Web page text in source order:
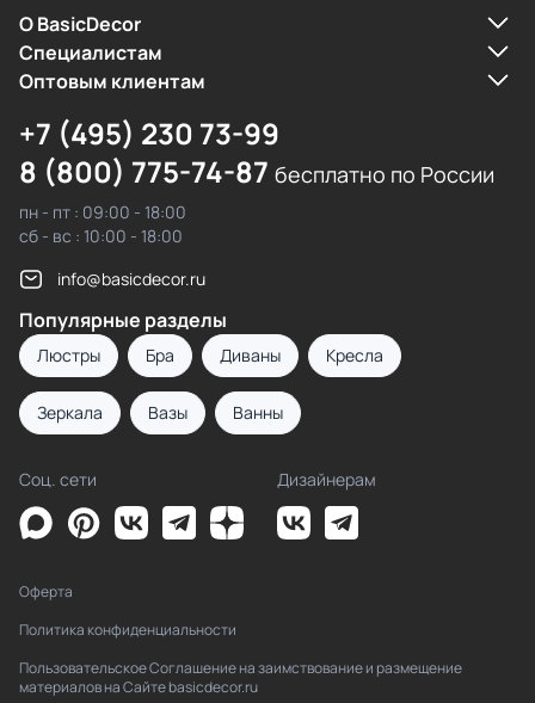
О BasicDecor
Cпециалистам
Оптовым клиентам
+7 (495) 230 73-99
8 (800) 775-74-87 бесплатно по России
пн - пт : 09:00 - 18:00
сб - вс : 10:00 - 18:00
info@basicdecor.ru
Популярные разделы
Люстры Бра Диваны Кресла
Зеркала Вазы Ванны
Соц. сети Дизайнерам
Оферта
Политика конфиденциальности
Пользовательское Соглашение на заимствование и размещение
материалов на Сайте basicdecor.ru